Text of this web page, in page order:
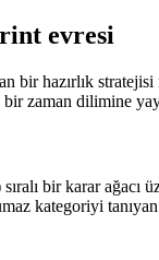
evresi
bir hazırlık
bir zaman dilimine
bir karar
kategoriyi